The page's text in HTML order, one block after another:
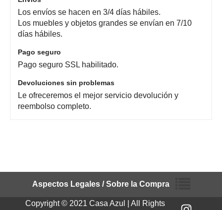
Los envíos se hacen en 3/4 días hábiles.
Los muebles y objetos grandes se envían en 7/10
días hábiles.
Pago seguro
Pago seguro SSL habilitado.
Devoluciones sin problemas
Le ofreceremos el mejor servicio devolución y
reembolso completo.
Aspectos Legales / Sobre la Compra
Copyright © 2021 Casa Azul | All Rights